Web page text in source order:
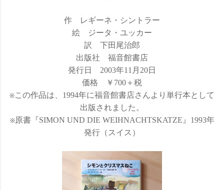
作 レギーネ・シントラー
絵 ジータ・ユッカー
訳 下田尾治郎
出版社 福音館書店
発行日 2003年11月20日
価格 ￥700＋税
※この作品は、1994年に福音館書店さんより単行本として
出版されました。
※原書『SIMON UND DIE WEIHNACHTSKATZE』1993年
発行（スイス）